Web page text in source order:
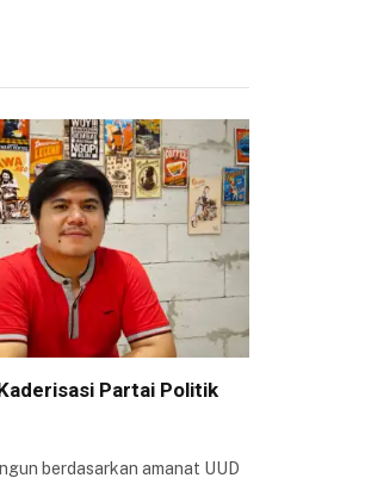
Partai Politik
berdasarkan amanat UUD